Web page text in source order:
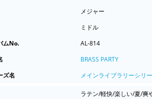
メジャー
ミドル
ムNo.
AL-814
BRASS PARTY
ズ名
メインライブラリーシリー
ラテン/軽快/楽しい/夏/爽